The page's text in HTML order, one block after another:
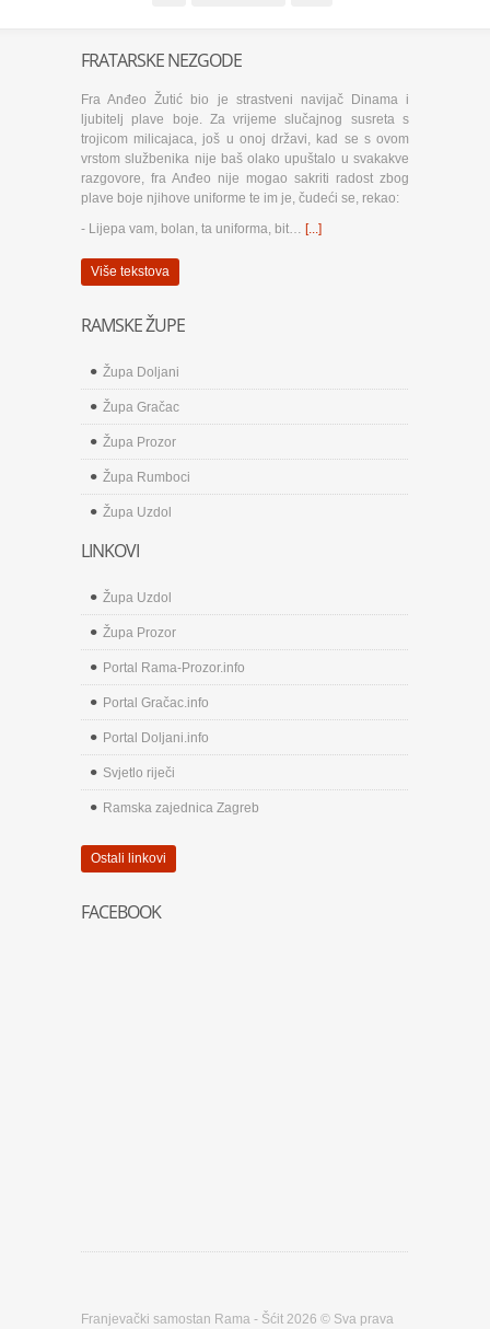
FRATARSKE NEZGODE
Fra Anđeo Žutić bio je strastveni navijač Dinama i
ljubitelj plave boje. Za vrijeme slučajnog susreta s
trojicom milicajaca, još u onoj državi, kad se s ovom
vrstom službenika nije baš olako upuštalo u svakakve
razgovore, fra Anđeo nije mogao sakriti radost zbog
plave boje njihove uniforme te im je, čudeći se, rekao:
- Lijepa vam, bolan, ta uniforma, bit… [...]
Više tekstova
RAMSKE ŽUPE
Župa Doljani
Župa Gračac
Župa Prozor
Župa Rumboci
Župa Uzdol
LINKOVI
Župa Uzdol
Župa Prozor
Portal Rama-Prozor.info
Portal Gračac.info
Portal Doljani.info
Svjetlo riječi
Ramska zajednica Zagreb
Ostali linkovi
FACEBOOK
Franjevački samostan Rama - Šćit 2026 © Sva prava